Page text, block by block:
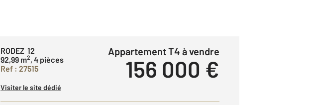
RODEZ 12
92,99 m2, 4 pièces
Ref : 27515
Appartement T4 à vendre
156 000 €
Visiter le site dédié